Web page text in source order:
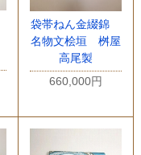
袋帯ねん金綴錦
名物文桧垣 桝屋
高尾製
660,000円